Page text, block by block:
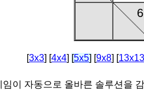
6
[3x3] [4x4] [5x5] [9x8] [13x13
임이 자동으로 올바른 솔루션을